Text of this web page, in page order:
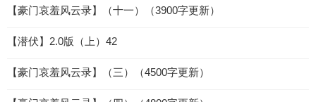
【豪门哀羞风云录】（十一）（3900字更新）
【潜伏】2.0版（上）42
【豪门哀羞风云录】（三）（4500字更新）